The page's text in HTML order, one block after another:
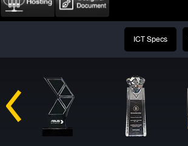
ICT Specs